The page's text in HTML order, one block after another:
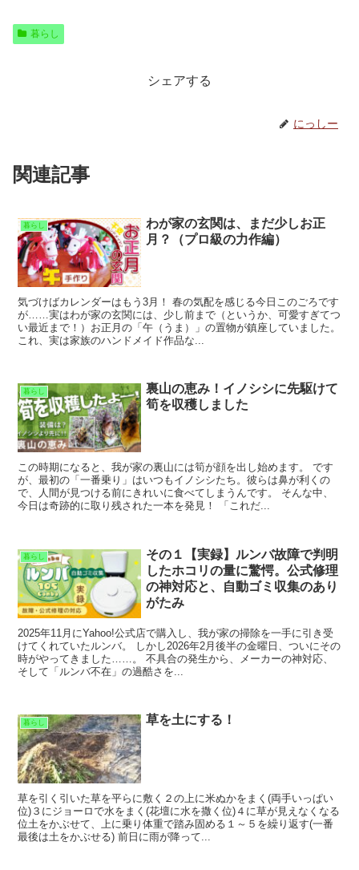
暮らし
シェアする
にっしー
関連記事
暮らし
わが家の玄関は、まだ少しお正
月？（プロ級の力作編）
気づけばカレンダーはもう3月！ 春の気配を感じる今日このごろです
が……実はわが家の玄関には、少し前まで（というか、可愛すぎてつ
い最近まで！）お正月の「午（うま）」の置物が鎮座していました。
これ、実は家族のハンドメイド作品な...
暮らし
裏山の恵み！イノシシに先駆けて
筍を収穫しました
この時期になると、我が家の裏山には筍が顔を出し始めます。 です
が、最初の「一番乗り」はいつもイノシシたち。彼らは鼻が利くの
で、人間が見つける前にきれいに食べてしまうんです。 そんな中、
今日は奇跡的に取り残された一本を発見！ 「これだ...
暮らし
その１【実録】ルンバ故障で判明
したホコリの量に驚愕。公式修理
の神対応と、自動ゴミ収集のあり
がたみ
2025年11月にYahoo!公式店で購入し、我が家の掃除を一手に引き受
けてくれていたルンバ。 しかし2026年2月後半の金曜日、ついにその
時がやってきました……。 不具合の発生から、メーカーの神対応、
そして「ルンバ不在」の過酷さを...
暮らし 草を土にする！
草を引く引いた草を平らに敷く２の上に米ぬかをまく(両手いっぱい
位)３にジョーロで水をまく(花壇に水を撒く位)４に草が見えなくなる
位土をかぶせて、上に乗り体重で踏み固める１～５を繰り返す(一番
最後は土をかぶせる) 前日に雨が降って...